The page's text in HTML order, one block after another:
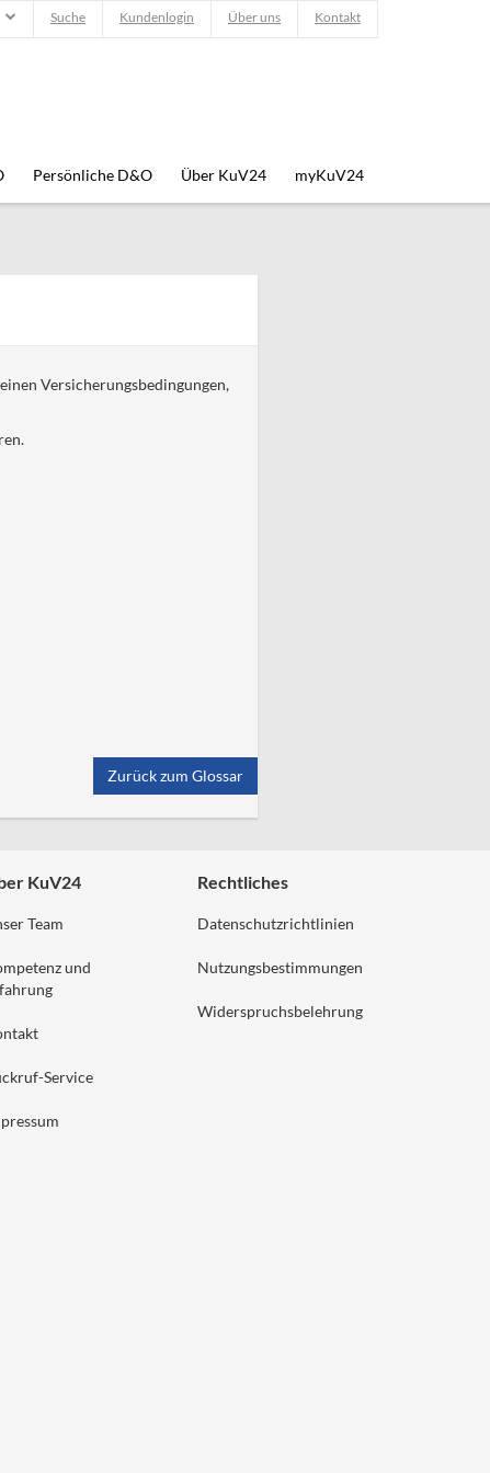
Suche Kundenlogin Über uns Kontakt
Persönliche D&O Über KuV24 myKuV24
Versicherungsbedingungen,
Zurück zum Glossar
KuV24
Team
und
Service
Rechtliches
Datenschutzrichtlinien
Nutzungsbestimmungen
Widerspruchsbelehrung